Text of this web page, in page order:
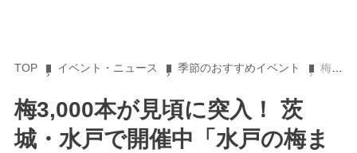
TOP イベント・ニュース 季節のおすすめイベント 梅3,000本が見頃に突入！ 茨城・水戸で開催中「水戸の梅まつり」【3月22日まで】
梅3,000本が見頃に突入！ 茨
城・水戸で開催中「水戸の梅ま